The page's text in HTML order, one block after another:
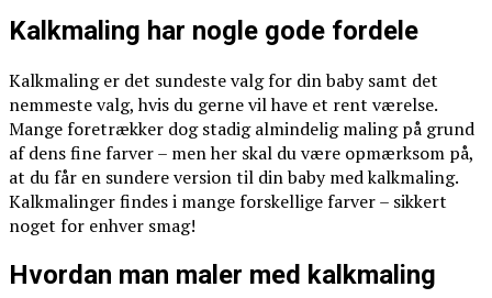
Kalkmaling har nogle gode fordele
Kalkmaling er det sundeste valg for din baby samt det
nemmeste valg, hvis du gerne vil have et rent værelse.
Mange foretrækker dog stadig almindelig maling på grund
af dens fine farver – men her skal du være opmærksom på,
at du får en sundere version til din baby med kalkmaling.
Kalkmalinger findes i mange forskellige farver – sikkert
noget for enhver smag!
Hvordan man maler med kalkmaling